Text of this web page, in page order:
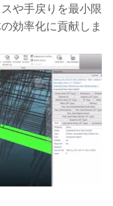
や手戻りを最小限
効率化に貢献しま